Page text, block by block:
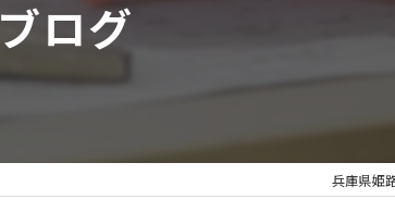
ブログ
兵庫県姫